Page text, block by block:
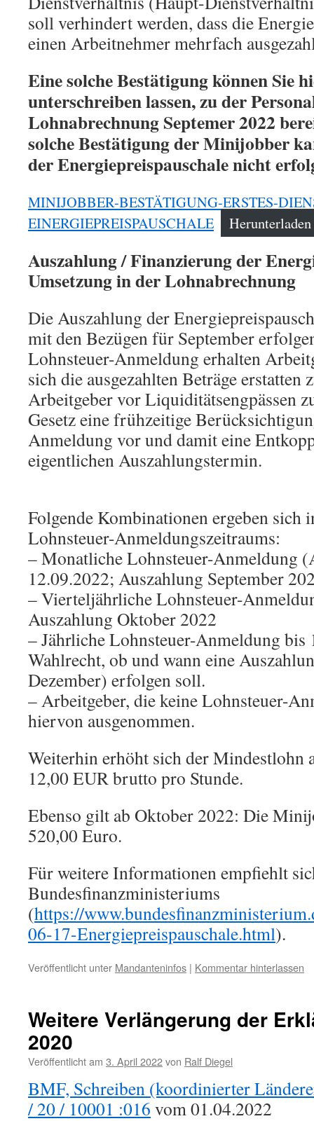
soll verhindert werden, dass die
einen Arbeitnehmer mehrfach
Eine solche Bestätigung können Sie
unterschreiben lassen, zu der
Lohnabrechnung Septemer 2022
solche Bestätigung der Minijobber
der Energiepreispauschale nicht
MINIJOBBER-BESTÄTIGUNG-ERSTES-
EINERGIEPREISPAUSCHALE
Herunterladen
Auszahlung / Finanzierung der
Umsetzung in der Lohnabrechnung
Die Auszahlung der
mit den Bezügen für September
Lohnsteuer-Anmeldung erhalten
sich die ausgezahlten Beträge erstatten
Arbeitgeber vor Liquiditätsengpässen
Gesetz eine frühzeitige
Anmeldung vor und damit eine
eigentlichen Auszahlungstermin.
Folgende Kombinationen ergeben sich
Lohnsteuer-Anmeldungszeitraums:
– Monatliche Lohnsteuer-Anmeldung
12.09.2022; Auszahlung September
– Vierteljährliche Lohnsteuer-
Auszahlung Oktober 2022
– Jährliche Lohnsteuer-Anmeldung bis
Wahlrecht, ob und wann eine
Dezember) erfolgen soll.
– Arbeitgeber, die keine Lohnsteuer-
hiervon ausgenommen.
Weiterhin erhöht sich der Mindestlohn
12,00 EUR brutto pro Stunde.
Ebenso gilt ab Oktober 2022: Die
520,00 Euro.
Für weitere Informationen empfiehlt
Bundesfinanzministeriums
(https://
06-17-Energiepreispauschale.html).
Veröffentlicht unter Mandanteninfos | Kommentar hinterlassen
Weitere Verlängerung der
2020
Veröffentlicht am 3. April 2022von Ralf Diegel
BMF, Schreiben (koordinierter
/ 20 / 10001 :016 vom 01.04.2022